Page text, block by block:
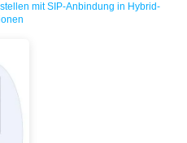
mit SIP-Anbindung in Hybrid-